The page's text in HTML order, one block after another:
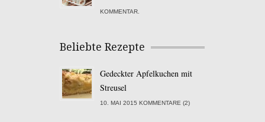
KOMMENTAR.
Beliebte Rezepte
Gedeckter Apfelkuchen mit
Streusel
10. MAI 2015 KOMMENTARE (2)